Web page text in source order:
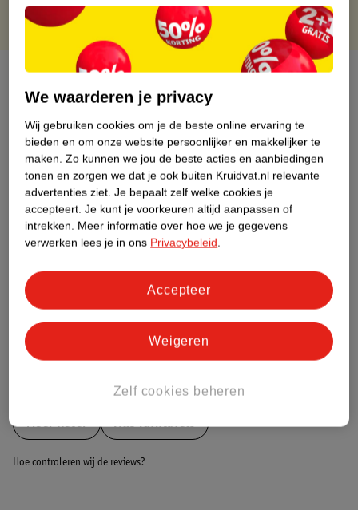
Over dit product
Etiketinformatie
Nature Impact Score
Dit product heeft (nog) geen Nature
Impact Score.
Bestel & Bezorginformatie
MeerKeter Alle Tuintafels
Hoe controleren wij de reviews?
We waarderen je privacy
Wij gebruiken cookies om je de beste online ervaring te
bieden en om onze website persoonlijker en makkelijker te
maken. Zo kunnen we jou de beste acties en aanbiedingen
tonen en zorgen we dat je ook buiten Kruidvat.nl relevante
advertenties ziet. Je bepaalt zelf welke cookies je
accepteert. Je kunt je voorkeuren altijd aanpassen of
intrekken. Meer informatie over hoe we je gegevens
verwerken lees je in ons Privacybeleid.
Zelf cookies beheren
Weigeren
Accepteer